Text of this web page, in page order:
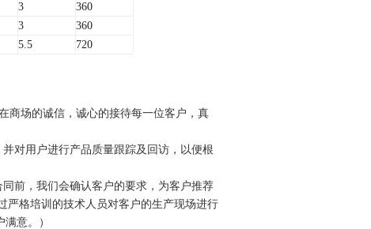
3
360
3
360
5.5 720
商场的诚信，诚心的接待每一位客户，真
对用户进行产品质量跟踪及回访，以便根
前，我们会确认客户的要求，为客户推荐
严格培训的技术人员对客户的生产现场进行
意。）